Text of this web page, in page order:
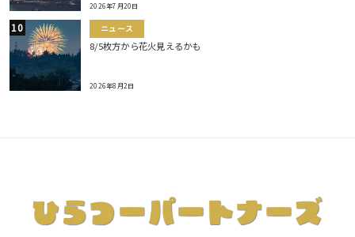
2026年7月20日
ニュース
8/5枚方から花火見えるかも
2026年8月2日